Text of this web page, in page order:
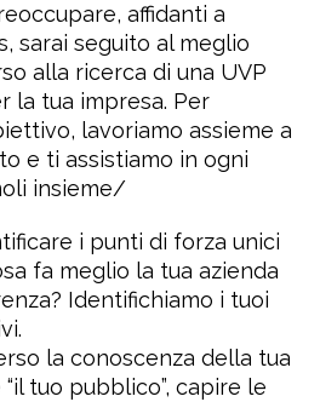
affidanti a
sarai seguito al meglio
alla ricerca di una UVP
la tua impresa. Per
lavoriamo assieme a
e ti assistiamo in ogni
insieme/
i punti di forza unici
fa meglio la tua azienda
Identifichiamo i tuoi
la conoscenza della tua
tuo pubblico”, capire le